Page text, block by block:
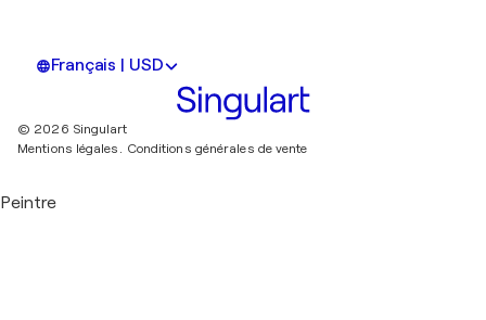
Français | USD
© 2026 Singulart
Mentions légales. Conditions générales de vente
Peintre